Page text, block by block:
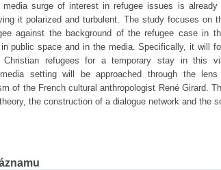
media surge of interest in refugee issues is
it polarized and turbulent. The study focuses on
against the background of the refugee case in
public space and in the media. Specifically, it will
refugees for a temporary stay in this
setting will be approached through the
of the French cultural anthropologist René Girard.
the construction of a dialogue network and the